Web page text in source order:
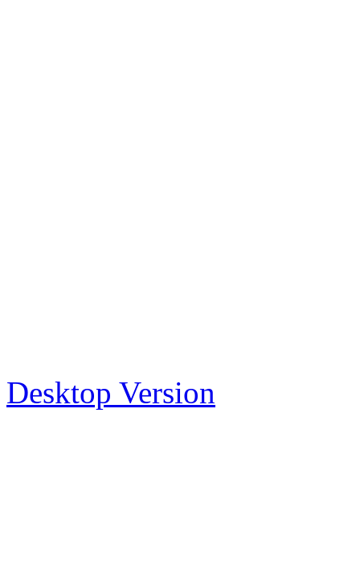
Desktop Version